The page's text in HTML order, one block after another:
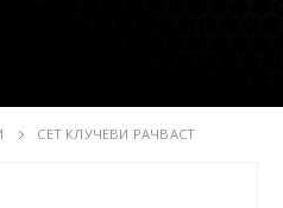
СЕТ КЛУЧЕВИ РАЧВАСТ